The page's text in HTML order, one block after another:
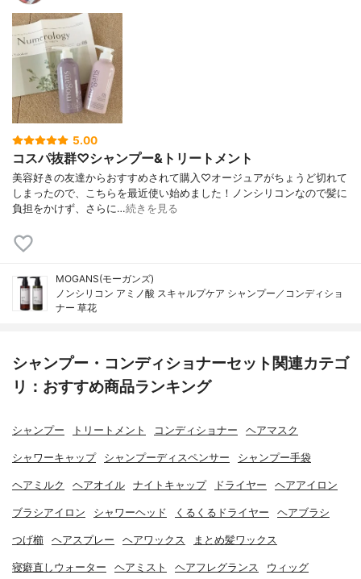
5.00
コスパ抜群♡シャンプー&トリートメント
美容好きの友達からおすすめされて購入♡オージュアがちょうど切れて
しまったので、こちらを最近使い始めました！ノンシリコンなので髪に
負担をかけず、さらに…続きを見る
MOGANS(モーガンズ)
ノンシリコン アミノ酸 スキャルプケア シャンプー／コンディショ
ナー 草花
シャンプー・コンディショナーセット関連カテゴ
リ：おすすめ商品ランキング
シャンプー トリートメント コンディショナー ヘアマスク
シャワーキャップ シャンプーディスペンサー シャンプー手袋
ヘアミルク ヘアオイル ナイトキャップ ドライヤー ヘアアイロン
ブラシアイロン シャワーヘッド くるくるドライヤー ヘアブラシ
つげ櫛 ヘアスプレー ヘアワックス まとめ髪ワックス
寝癖直しウォーター ヘアミスト ヘアフレグランス ウィッグ